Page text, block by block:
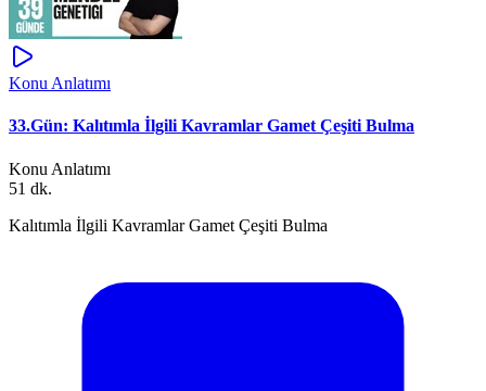
Konu Anlatımı
33.Gün: Kalıtımla İlgili Kavramlar Gamet Çeşiti Bulma
Konu Anlatımı
51 dk.
Kalıtımla İlgili Kavramlar Gamet Çeşiti Bulma